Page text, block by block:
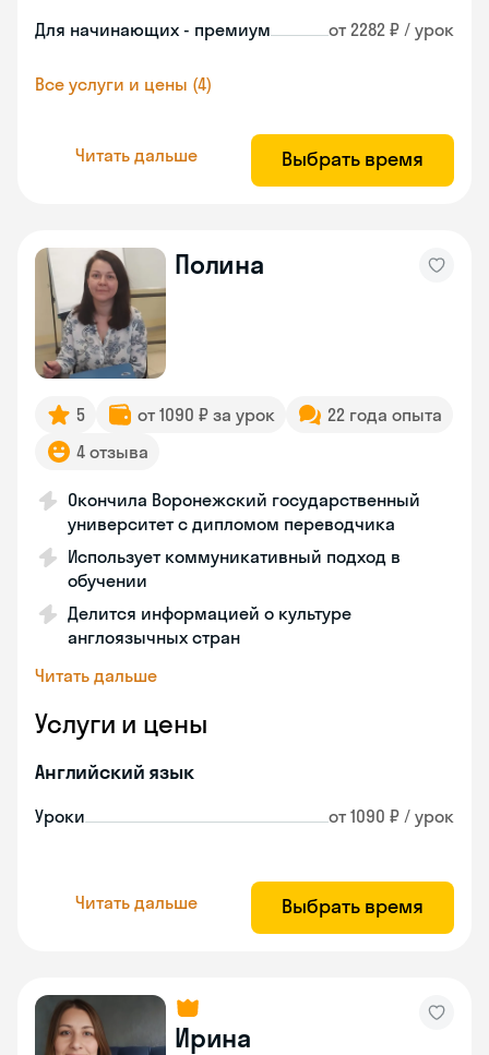
Для начинающих - премиум от 2282 ₽ / урок
Все услуги и цены (4)
Читать дальше Выбрать время
Полина
5 от 1090 ₽ за урок
22 года опыта
4 отзыва
Окончила Воронежский государственный
университет с дипломом переводчика
Использует коммуникативный подход в
обучении
Делится информацией о культуре
англоязычных стран
Читать дальше
Услуги и цены
Английский язык
Уроки от 1090 ₽ / урок
Читать дальше Выбрать время
Ирина